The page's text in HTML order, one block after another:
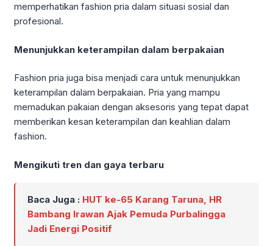
memperhatikan fashion pria dalam situasi sosial dan
profesional.
Menunjukkan keterampilan dalam berpakaian
Fashion pria juga bisa menjadi cara untuk menunjukkan
keterampilan dalam berpakaian. Pria yang mampu
memadukan pakaian dengan aksesoris yang tepat dapat
memberikan kesan keterampilan dan keahlian dalam
fashion.
Mengikuti tren dan gaya terbaru
Baca Juga : HUT ke-65 Karang Taruna, HR
Bambang Irawan Ajak Pemuda Purbalingga
Jadi Energi Positif